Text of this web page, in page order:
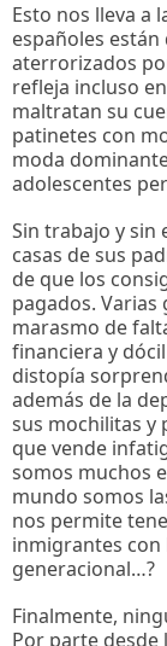
Esto nos lleva a
españoles
aterrorizados
refleja incluso
maltratan su
patinetes con
moda
adolescentes
Sin trabajo y sin
casas de sus
de que los
pagados.
marasmo de
financiera y
distopía
además de la
sus mochilitas y
que vende
somos muchos
mundo somos
nos permite
inmigrantes con
generacional…?
Finalmente,
Por parte desde